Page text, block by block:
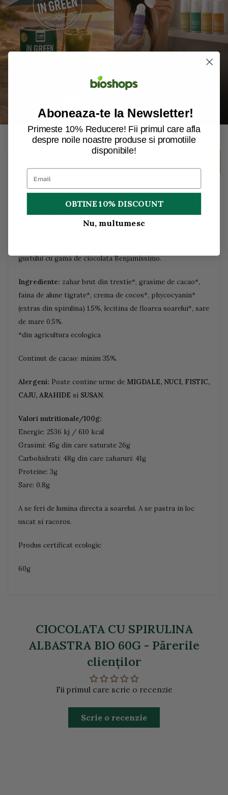
Ciocolata cu spirulina albastra bio, 60g,
Benjamissimo
gustului cu gama de ciocolata Benjamissimo.
Ingrediente: zahar brut din trestie*, grasime de cacao*,
faina de alune tigrate*, crema de cocos*, phycocyanin*
(extras din spirulina) 1.5%, lecitina de floarea soarelui*, sare
de mare 0.5%.
*din agricultura ecologica
Continut de cacao: minim 35%.
Alergeni: Poate contine urme de MIGDALE, NUCI, FISTIC,
CAJU, ARAHIDE si SUSAN.
Valori nutritionale/100g:
Energie: 2536 kj / 610 kcal
Grasimi: 45g din care saturate 26g
Carbohidrati: 48g din care zaharuri: 41g
Proteine: 3g
Sare: 0.8g
A se feri de lumina directa a soarelui. A se pastra in loc
uscat si racoros.
Produs certificat ecologic
60g
CIOCOLATA CU SPIRULINA
ALBASTRA BIO 60G - Părerile
clienţilor
Fii primul care scrie o recenzie
Scrie o recenzie
Aboneaza-te la Newsletter!
Primeste 10% Reducere! Fii primul care afla
despre noile noastre produse si promotiile
disponibile!
OBTINE 10% DISCOUNT
Nu, multumesc